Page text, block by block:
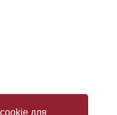
для